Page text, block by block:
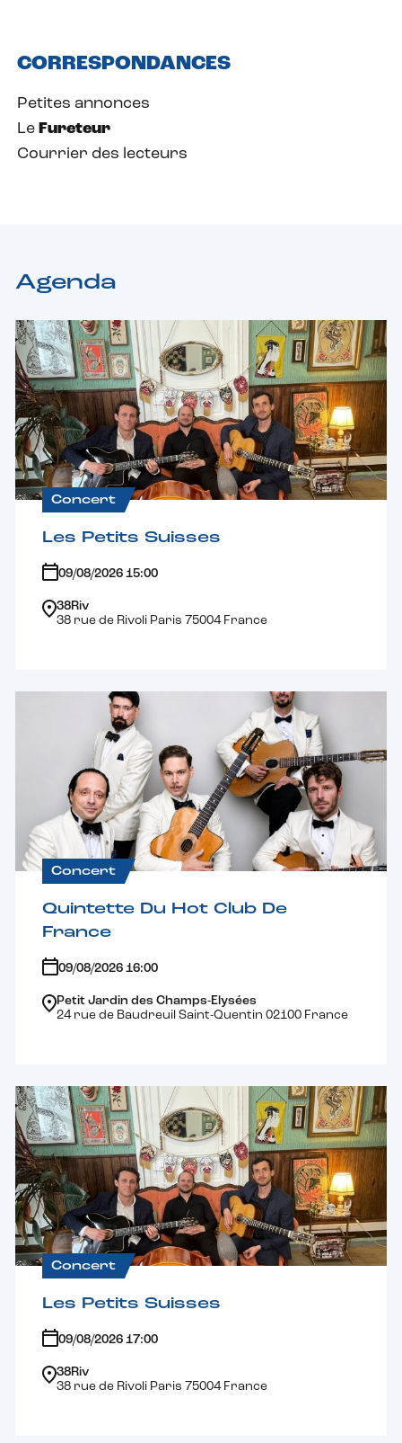
CORRESPONDANCES
Petites annonces
Le Fureteur
Courrier des lecteurs
Agenda
Concert
Les Petits Suisses
09/08/2026 15:00
38Riv
38 rue de Rivoli Paris 75004 France
Concert
Quintette Du Hot Club De
France
09/08/2026 16:00
Petit Jardin des Champs-Elysées
24 rue de Baudreuil Saint-Quentin 02100 France
Concert
Les Petits Suisses
09/08/2026 17:00
38Riv
38 rue de Rivoli Paris 75004 France